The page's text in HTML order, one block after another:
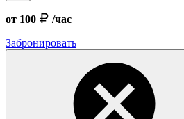
от 100
/час
Забронировать